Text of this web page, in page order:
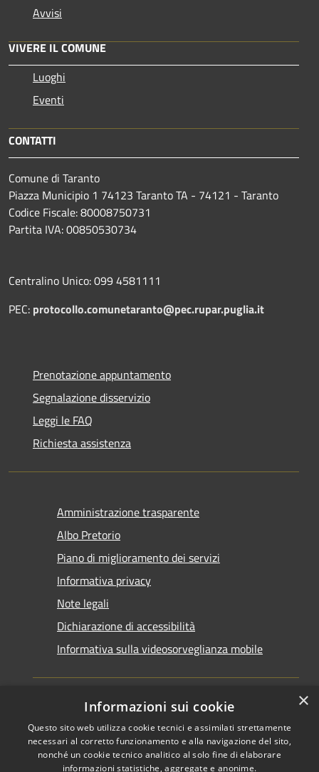
Avvisi
VIVERE IL COMUNE
Luoghi
Eventi
CONTATTI
Comune di Taranto
Piazza Municipio 1 74123 Taranto TA - 74121 - Taranto
Codice Fiscale: 80008750731
Partita IVA: 00850530734
Centralino Unico: 099 4581111
PEC: protocollo.comunetaranto@pec.rupar.puglia.it
Prenotazione appuntamento
Segnalazione disservizio
Leggi le FAQ
Richiesta assistenza
Amministrazione trasparente
Albo Pretorio
Piano di miglioramento dei servizi
Informativa privacy
Note legali
Dichiarazione di accessibilità
Informativa sulla videosorveglianza mobile
RSS
Accessibilità
Copyright © 2026 • Comune di
Taranto • Powered by
×
Informazioni sui cookie
Questo sito web utilizza cookie tecnici e assimilati strettamente
necessari al corretto funzionamento e alla navigazione del sito,
nonché un cookie tecnico analitico al solo fine di elaborare
informazioni statistiche, aggregate e anonime.